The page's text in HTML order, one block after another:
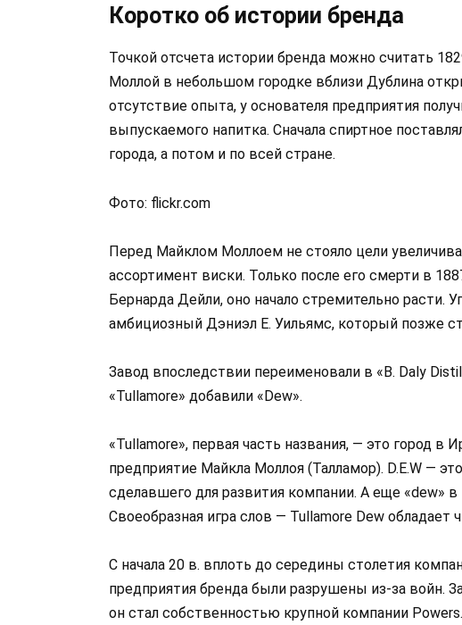
Коротко об истории бренда
Точкой отсчета истории бренда можно считать
Моллой в небольшом городке вблизи Дублина
отсутствие опыта, у основателя предприятия
выпускаемого напитка. Сначала спиртное
города, а потом и по всей стране.
Фото: flickr.com
Перед Майклом Моллоем не стояло цели
ассортимент виски. Только после его смерти в
Бернарда Дейли, оно начало стремительно расти.
амбициозный Дэниэл Е. Уильямс, который позже
Завод впоследствии переименовали в «B. Daly
«Tullamore» добавили «Dew».
«Tullamore», первая часть названия, — это город в
предприятие Майкла Моллоя (Талламор). D.E.W —
сделавшего для развития компании. А еще «dew»
Своеобразная игра слов — Tullamore Dew
С начала 20 в. вплоть до середины столетия
предприятия бренда были разрушены из-за войн.
он стал собственностью крупной компании